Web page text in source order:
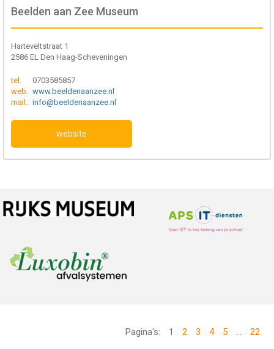
Beelden aan Zee Museum
Harteveltstraat 1
2586 EL Den Haag-Scheveningen
tel.
0703585857
web. www.beeldenaanzee.nl
mail. info@beeldenaanzee.nl
website
Pagina's: 1 2 3 4 5 ... 22